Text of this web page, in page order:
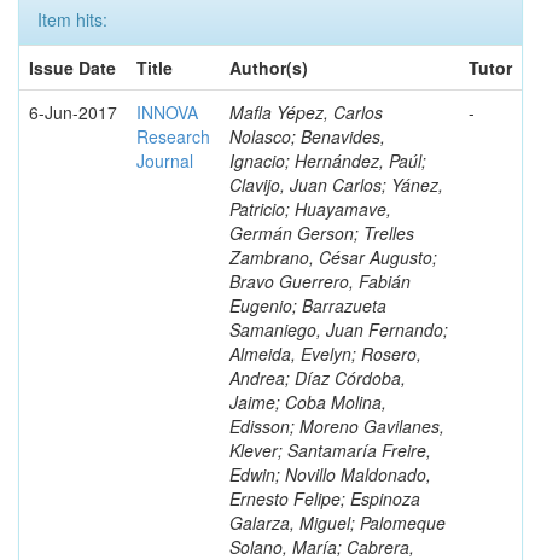
Item hits:
Issue Date
Title Author(s)
Tutor
6-Jun-2017
INNOVA
Research
Journal
Mafla Yépez, Carlos
Nolasco; Benavides,
Ignacio; Hernández, Paúl;
Clavijo, Juan Carlos; Yánez,
Patricio; Huayamave,
Germán Gerson; Trelles
Zambrano, César Augusto;
Bravo Guerrero, Fabián
Eugenio; Barrazueta
Samaniego, Juan Fernando;
Almeida, Evelyn; Rosero,
Andrea; Díaz Córdoba,
Jaime; Coba Molina,
Edisson; Moreno Gavilanes,
Klever; Santamaría Freire,
Edwin; Novillo Maldonado,
Ernesto Felipe; Espinoza
Galarza, Miguel; Palomeque
Solano, María; Cabrera,
-